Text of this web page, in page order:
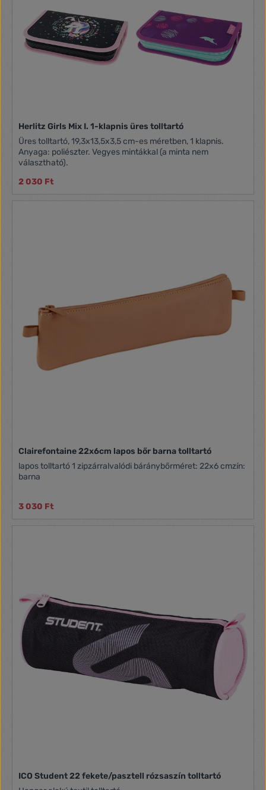
Herlitz Girls Mix I. 1-klapnis üres tolltartó
Üres tolltartó, 19,3x13,5x3,5 cm-es méretben, 1 klapnis.
Anyaga: poliészter. Vegyes mintákkal (a minta nem
választható).
2 030 Ft
Clairefontaine 22x6cm lapos bőr barna tolltartó
lapos tolltartó 1 zipzárralvalódi báránybőrméret: 22x6 cmzín:
barna
3 030 Ft
ICO Student 22 fekete/pasztell rózsaszín tolltartó